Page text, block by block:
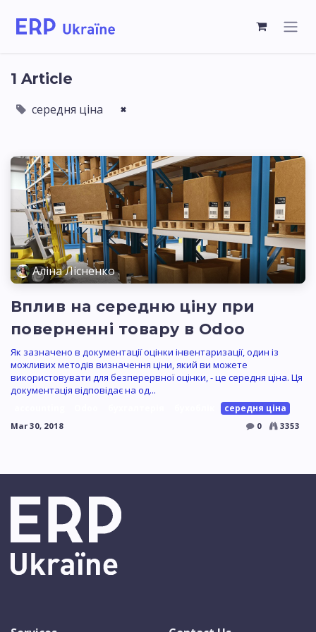
1 Article
середня ціна ×
Аліна Лісненко
Вплив на середню ціну при
поверненні товару в Odoo
Як зазначено в документації оцінки інвентаризації, один із
можливих методів визначення ціни, який ви можете
використовувати для безперервної оцінки, - це середня ціна. Ця
документація відповідає на од...
середня ціна
Mar 30, 2018 0 3353